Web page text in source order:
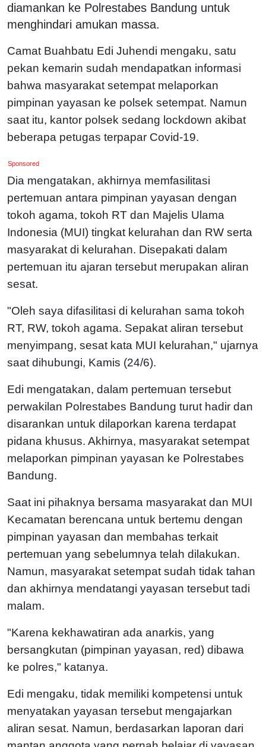
diamankan ke Polrestabes Bandung untuk
menghindari amukan massa.
Camat Buahbatu Edi Juhendi mengaku, satu
pekan kemarin sudah mendapatkan informasi
bahwa masyarakat setempat melaporkan
pimpinan yayasan ke polsek setempat. Namun
saat itu, kantor polsek sedang lockdown akibat
beberapa petugas terpapar Covid-19.
Sponsored
Dia mengatakan, akhirnya memfasilitasi
pertemuan antara pimpinan yayasan dengan
tokoh agama, tokoh RT dan Majelis Ulama
Indonesia (MUI) tingkat kelurahan dan RW serta
masyarakat di kelurahan. Disepakati dalam
pertemuan itu ajaran tersebut merupakan aliran
sesat.
"Oleh saya difasilitasi di kelurahan sama tokoh
RT, RW, tokoh agama. Sepakat aliran tersebut
menyimpang, sesat kata MUI kelurahan," ujarnya
saat dihubungi, Kamis (24/6).
Edi mengatakan, dalam pertemuan tersebut
perwakilan Polrestabes Bandung turut hadir dan
disarankan untuk dilaporkan karena terdapat
pidana khusus. Akhirnya, masyarakat setempat
melaporkan pimpinan yayasan ke Polrestabes
Bandung.
Saat ini pihaknya bersama masyarakat dan MUI
Kecamatan berencana untuk bertemu dengan
pimpinan yayasan dan membahas terkait
pertemuan yang sebelumnya telah dilakukan.
Namun, masyarakat setempat sudah tidak tahan
dan akhirnya mendatangi yayasan tersebut tadi
malam.
"Karena kekhawatiran ada anarkis, yang
bersangkutan (pimpinan yayasan, red) dibawa
ke polres," katanya.
Edi mengaku, tidak memiliki kompetensi untuk
menyatakan yayasan tersebut mengajarkan
aliran sesat. Namun, berdasarkan laporan dari